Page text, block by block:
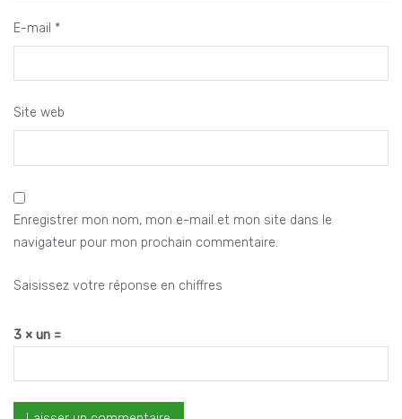
E-mail *
Site web
Enregistrer mon nom, mon e-mail et mon site dans le
navigateur pour mon prochain commentaire.
Saisissez votre réponse en chiffres
3 × un =